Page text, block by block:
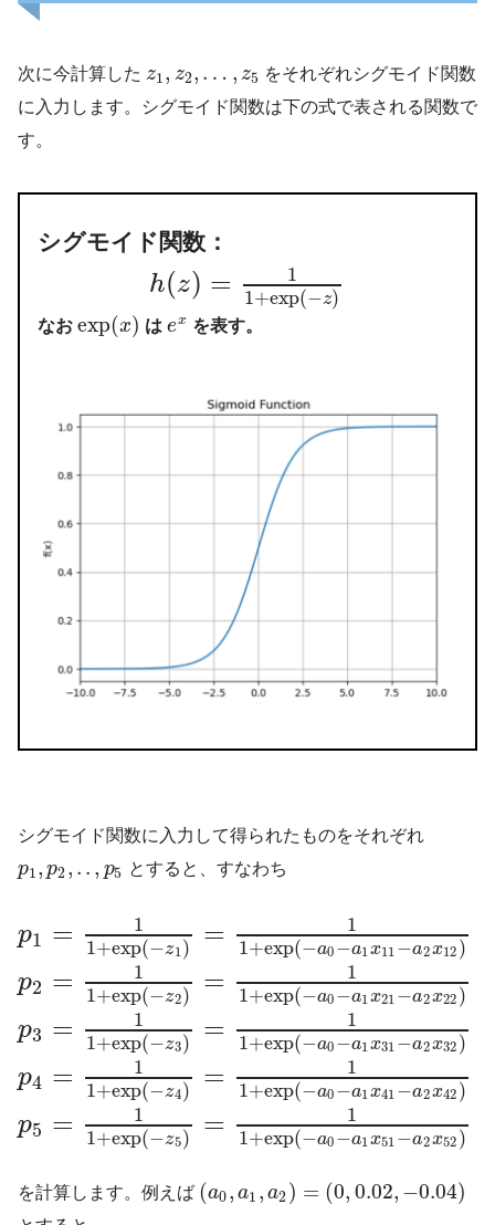
次に今計算した z1, z2, … , z5 をそれぞれシグモイド関数
に入力します。シグモイド関数は下の式で表される関数で
す。
シグモイド関数：
h(z) =
1
1+exp(−z)
なお exp(x) はex を表す。
シグモイド関数に入力して得られたものをそれぞれ
p1, p2 , . . , p5 とすると、すなわち
p1 =
1
1+exp(−z1) =
1
1+exp(−a0 −a1x11 −a2x12 )
p2 =
1
1+exp(−z2) =
1
1+exp(−a0 −a1x21 −a2x22 )
p3 =
1
1+exp(−z3) =
1
1+exp(−a0 −a1x31 −a2x32 )
p4 =
1
1+exp(−z4) =
1
1+exp(−a0 −a1x41 −a2x42 )
p5 =
1
1+exp(−z5) =
1
1+exp(−a0 −a1x51 −a2x52 )
を計算します。例えば (a0, a1 , a2 ) = (0, 0.02, −0.04)